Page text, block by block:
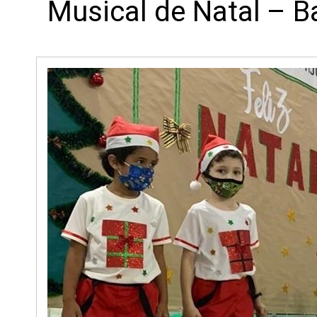
Musical de Natal –